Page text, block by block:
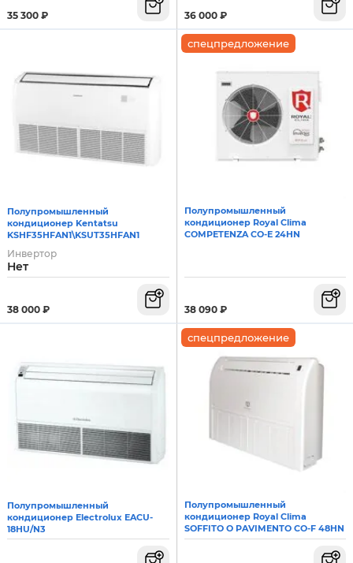
35 300 ₽ 36 000 ₽
Полупромышленный
кондиционер Kentatsu
KSHF35HFAN1\KSUT35HFAN1
Инвертор
Нет
38 000 ₽
спецпредложение
Полупромышленный
кондиционер Royal Clima
COMPETENZA CO-E 24HN
38 090 ₽
Полупромышленный
кондиционер Electrolux EACU-
18HU/N3
спецпредложение
Полупромышленный
кондиционер Royal Clima
SOFFITO O PAVIMENTO CO-F 48HN